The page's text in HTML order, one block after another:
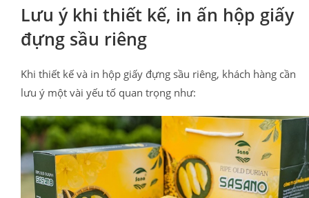
Lưu ý khi thiết kế, in ấn hộp giấy
đựng sầu riêng
Khi thiết kế và in hộp giấy đựng sầu riêng, khách hàng cần
lưu ý một vài yếu tố quan trọng như: